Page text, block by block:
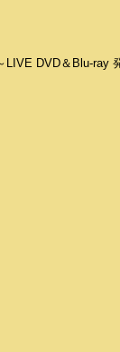
DVD＆Blu-ray